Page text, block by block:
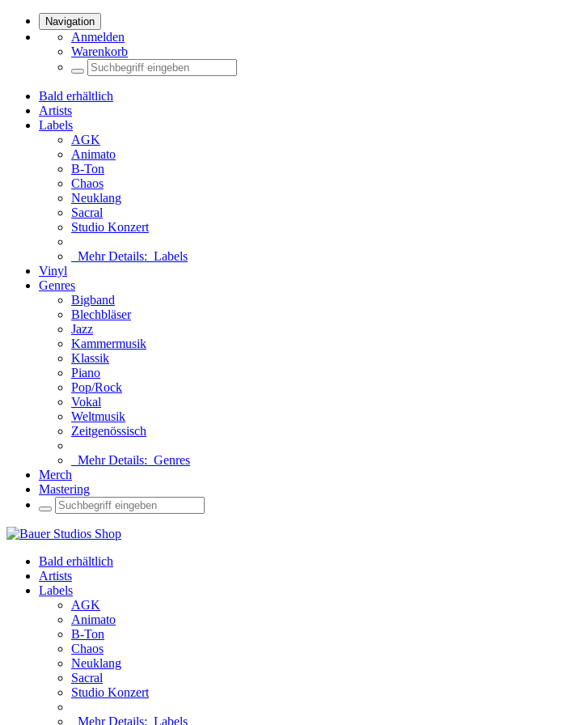
Navigation
Anmelden
Warenkorb
Bald erhältlich
Artists
Labels
AGK
Animato
B-Ton
Chaos
Neuklang
Sacral
Studio Konzert
Mehr Details: Labels
Vinyl
Genres
Bigband
Blechbläser
Jazz
Kammermusik
Klassik
Piano
Pop/Rock
Vokal
Weltmusik
Zeitgenössisch
Mehr Details: Genres
Merch
Mastering
Bald erhältlich
Artists
Labels
AGK
Animato
B-Ton
Chaos
Neuklang
Sacral
Studio Konzert
Mehr Details: Labels